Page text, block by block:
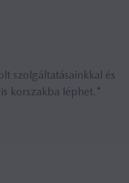
szolgáltatásainkkal és
korszakba léphet.*